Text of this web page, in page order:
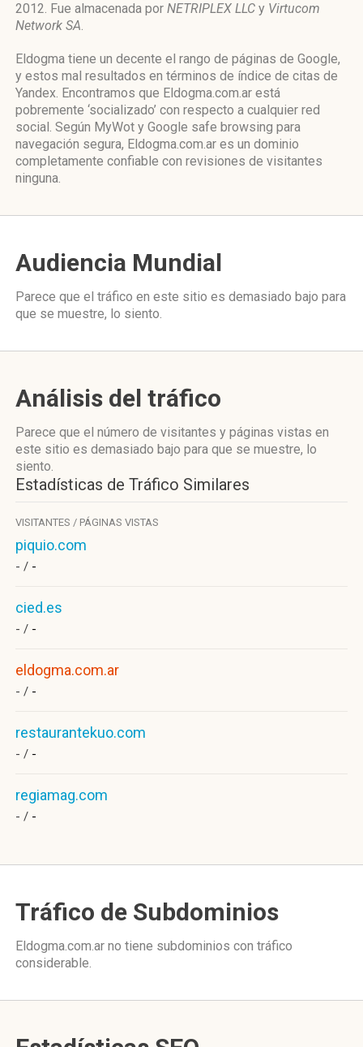
2012. Fue almacenada por NETRIPLEX LLC y Virtucom
Network SA.
Eldogma tiene un decente el rango de páginas de Google,
y estos mal resultados en términos de índice de citas de
Yandex. Encontramos que Eldogma.com.ar está
pobremente ‘socializado’ con respecto a cualquier red
social. Según MyWot y Google safe browsing para
navegación segura, Eldogma.com.ar es un dominio
completamente confiable con revisiones de visitantes
ninguna.
Audiencia Mundial
Parece que el tráfico en este sitio es demasiado bajo para
que se muestre, lo siento.
Análisis del tráfico
Parece que el número de visitantes y páginas vistas en
este sitio es demasiado bajo para que se muestre, lo
siento.
Estadísticas de Tráfico Similares
VISITANTES / PÁGINAS VISTAS
piquio.com
- / -
cied.es
- / -
eldogma.com.ar
- / -
restaurantekuo.com
- / -
regiamag.com
- / -
Tráfico de Subdominios
Eldogma.com.ar no tiene subdominios con tráfico
considerable.